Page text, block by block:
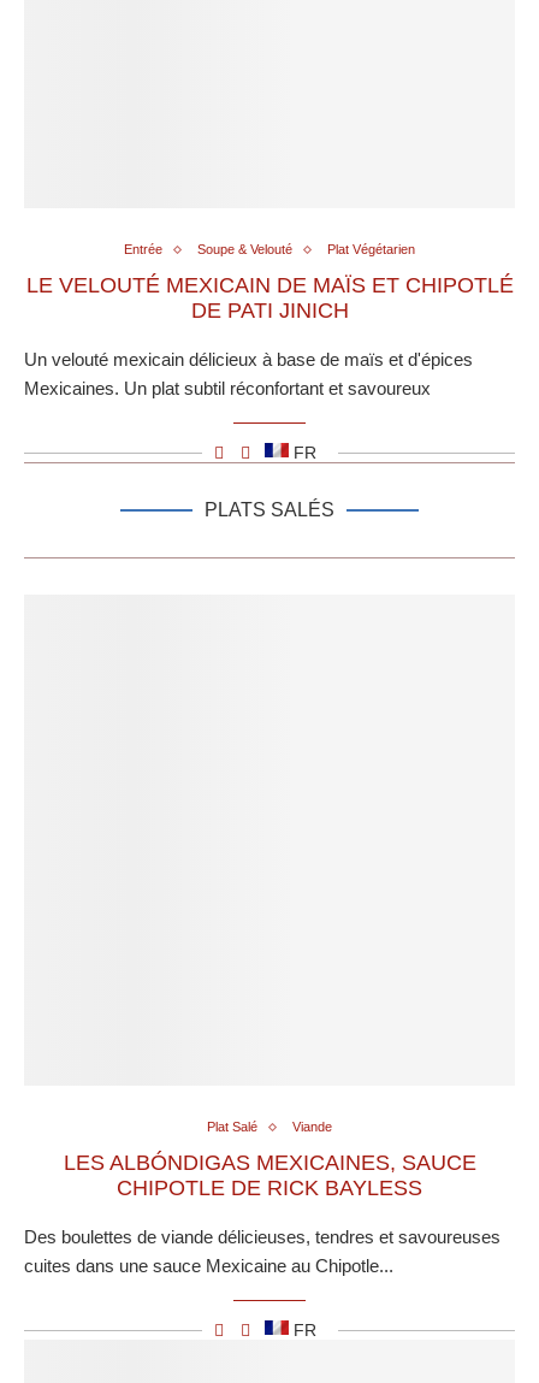
Entrée Soupe & Velouté Plat Végétarien
LE VELOUTÉ MEXICAIN DE MAÏS ET CHIPOTLÉ
DE PATI JINICH
Un velouté mexicain délicieux à base de maïs et d'épices
Mexicaines. Un plat subtil réconfortant et savoureux
FR
PLATS SALÉS
Plat Salé Viande
LES ALBÓNDIGAS MEXICAINES, SAUCE
CHIPOTLE DE RICK BAYLESS
Des boulettes de viande délicieuses, tendres et savoureuses
cuites dans une sauce Mexicaine au Chipotle...
FR